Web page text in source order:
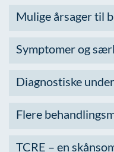
Mulige årsager til
Symptomer og
Diagnostiske
Flere
TCRE – en